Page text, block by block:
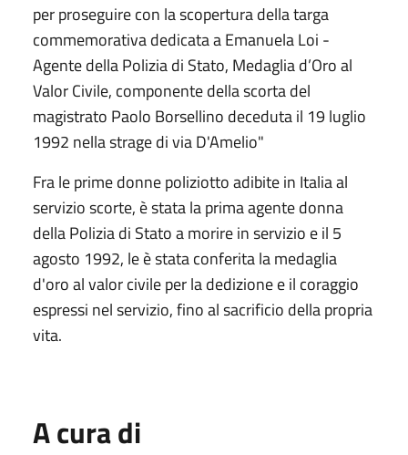
per proseguire con la scopertura della targa
commemorativa dedicata a Emanuela Loi -
Agente della Polizia di Stato, Medaglia d’Oro al
Valor Civile, componente della scorta del
magistrato Paolo Borsellino deceduta il 19 luglio
1992 nella strage di via D'Amelio"
Fra le prime donne poliziotto adibite in Italia al
servizio scorte, è stata la prima agente donna
della Polizia di Stato a morire in servizio e il 5
agosto 1992, le è stata conferita la medaglia
d'oro al valor civile per la dedizione e il coraggio
espressi nel servizio, fino al sacrificio della propria
vita.
A cura di